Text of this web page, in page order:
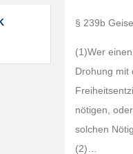
§ 239b
(1)Wer
Drohung mit
nötigen,
solchen
(2)…